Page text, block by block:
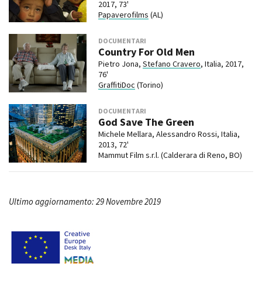
2017, 73'
Papaverofilms (AL)
DOCUMENTARI
Country For Old Men
Pietro Jona, Stefano Cravero, Italia, 2017,
76'
GraffitiDoc (Torino)
DOCUMENTARI
God Save The Green
Michele Mellara, Alessandro Rossi, Italia,
2013, 72'
Mammut Film s.r.l. (Calderara di Reno, BO)
Ultimo aggiornamento: 29 Novembre 2019